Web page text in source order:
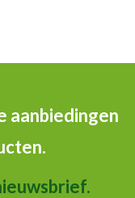
aanbiedingen